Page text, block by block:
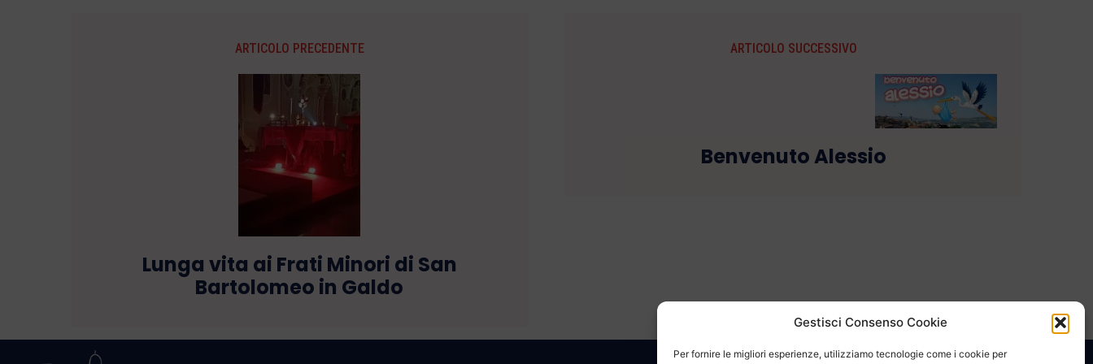
Gestisci Consenso Cookie
Per fornire le migliori esperienze, utilizziamo tecnologie come i cookie per
ARTICOLO PRECEDENTE
Lunga vita ai Frati Minori di San
Bartolomeo in Galdo
ARTICOLO SUCCESSIVO
Benvenuto Alessio